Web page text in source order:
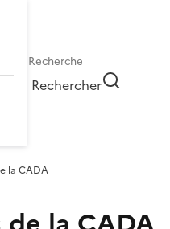
Rechercher
la CADA